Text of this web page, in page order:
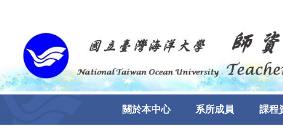
關於本中心 系所成員 課程